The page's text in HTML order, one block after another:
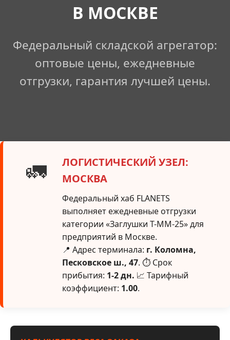
В МОСКВЕ
Федеральный складской агрегатор:
оптовые цены, ежедневные
отгрузки, гарантия лучшей цены.
🚛
ЛОГИСТИЧЕСКИЙ УЗЕЛ:
МОСКВА
Федеральный хаб FLANETS
выполняет ежедневные отгрузки
категории «Заглушки Т-ММ-25» для
предприятий в Москве.
📍 Адрес терминала: г. Коломна,
Песковское ш., 47. ⏱ Срок
прибытия: 1-2 дн. 📈 Тарифный
коэффициент: 1.00.